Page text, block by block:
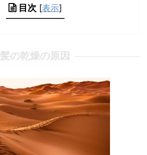
目次 [表示]
髪の乾燥の原因